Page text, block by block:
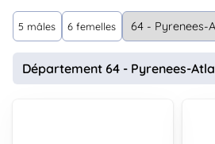
Connexion
5 mâles 6 femelles
Département 64 - Pyrenees-